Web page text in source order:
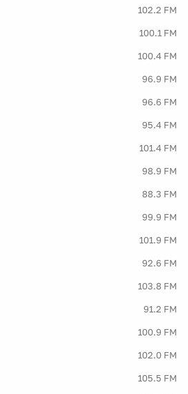
102.2 FM
100.1 FM
100.4 FM
96.9 FM
96.6 FM
95.4 FM
101.4 FM
98.9 FM
88.3 FM
99.9 FM
101.9 FM
92.6 FM
103.8 FM
91.2 FM
100.9 FM
102.0 FM
105.5 FM